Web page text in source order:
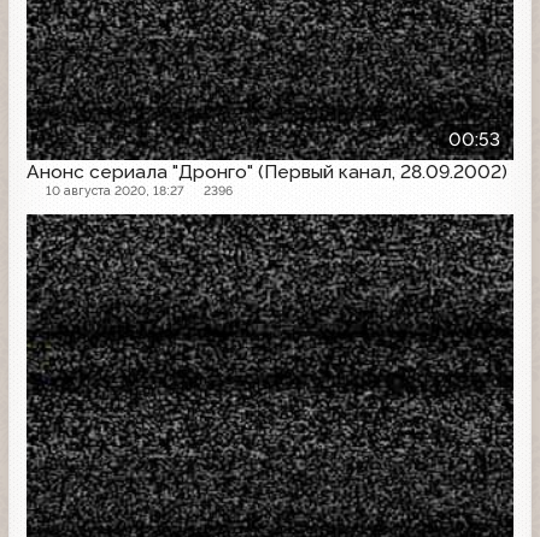
00:53
Анонс сериала "Дронго" (Первый канал, 28.09.2002)
10 августа 2020, 18:27 2396
Анонс